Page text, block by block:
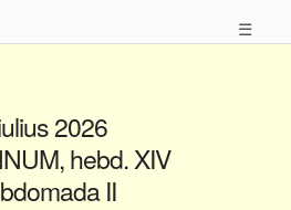
☰
2026
hebd. XIV
II